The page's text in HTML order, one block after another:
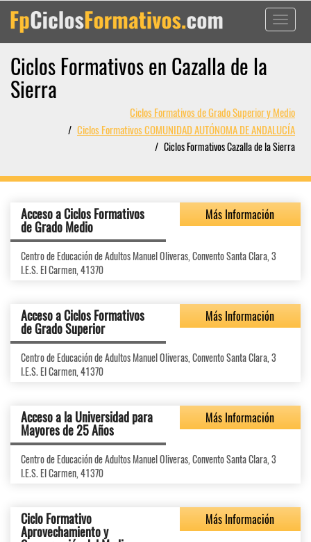
Toggle
Ciclos Formativos en Cazalla de la
Sierra
Ciclos Formativos de Grado Superior y Medio
Ciclos Formativos COMUNIDAD AUTÓNOMA DE ANDALUCÍA
Ciclos Formativos Cazalla de la Sierra
Acceso a Ciclos Formativos
de Grado Medio
Más Información
Centro de Educación de Adultos Manuel Oliveras, Convento Santa Clara, 3
I.E.S. El Carmen, 41370
Acceso a Ciclos Formativos
de Grado Superior
Más Información
Centro de Educación de Adultos Manuel Oliveras, Convento Santa Clara, 3
I.E.S. El Carmen, 41370
Acceso a la Universidad para
Mayores de 25 Años
Más Información
Centro de Educación de Adultos Manuel Oliveras, Convento Santa Clara, 3
I.E.S. El Carmen, 41370
Ciclo Formativo
Aprovechamiento y
Más Información